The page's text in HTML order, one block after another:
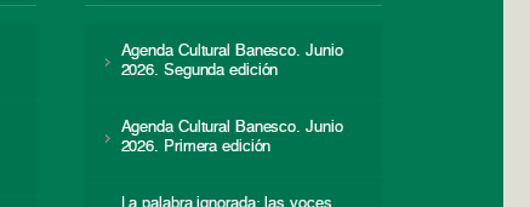
Agenda Cultural Banesco. Junio
2026. Segunda edición
Agenda Cultural Banesco. Junio
2026. Primera edición
La palabra ignorada: las voces